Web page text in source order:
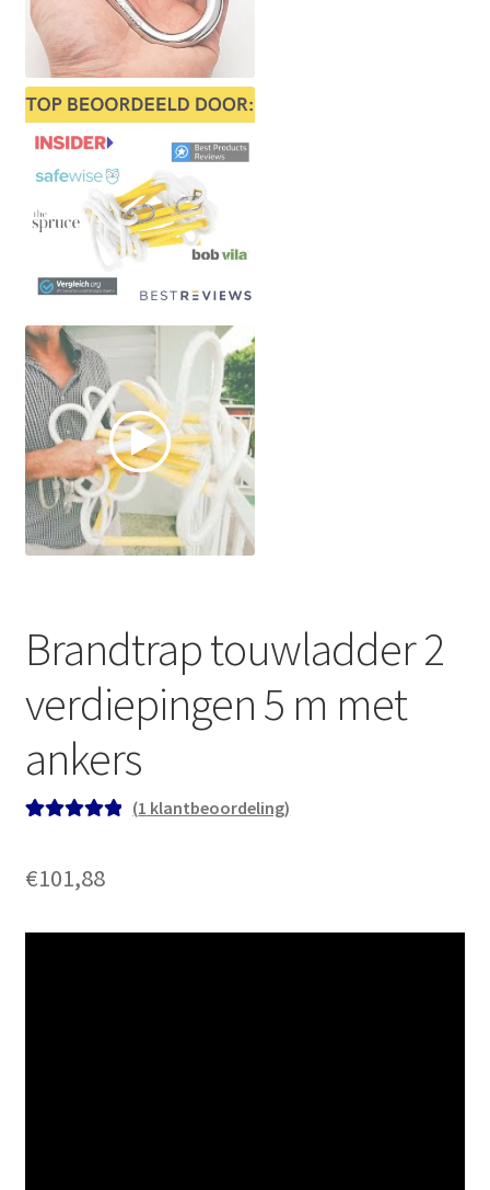
Brandtrap touwladder 2
verdiepingen 5 m met
ankers
gebaseerd op
(1 klantbeoordeling)
€101,88